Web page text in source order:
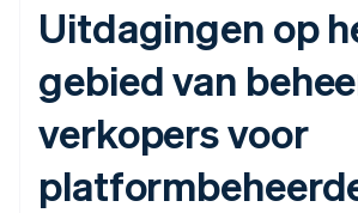
Uitdagingen op
gebied van
verkopers voor